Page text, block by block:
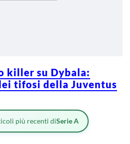
killer su Dybala:
tifosi della Juventus
più recenti diSerie A